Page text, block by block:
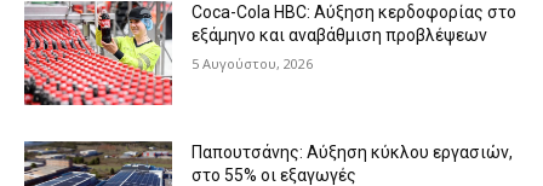
Coca-Cola HBC: Αύξηση κερδοφορίας στο
εξάμηνο και αναβάθμιση προβλέψεων
5 Αυγούστου, 2026
Παπουτσάνης: Αύξηση κύκλου εργασιών,
στο 55% οι εξαγωγές